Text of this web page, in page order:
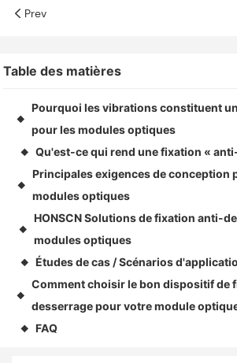
Prev
Table des matières
◆
Pourquoi les vibrations constituent
pour les modules optiques
◆ Qu'est-ce qui rend une fixation «
◆
Principales exigences de conception
modules optiques
◆
HONSCN Solutions de fixation anti-
modules optiques
◆ Études de cas / Scénarios
◆
Comment choisir le bon dispositif de
desserrage pour votre module
◆ FAQ